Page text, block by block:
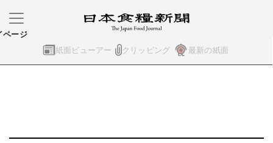
紙面ビューアー クリッピング 最新の紙面
ページ